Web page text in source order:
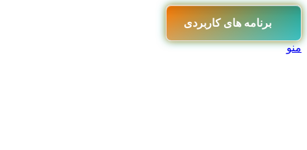
برنامه های کاربردی
منو